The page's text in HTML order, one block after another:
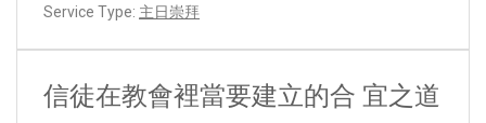
Service Type: 主日崇拜
信徒在教會裡當要建立的合 宜之道